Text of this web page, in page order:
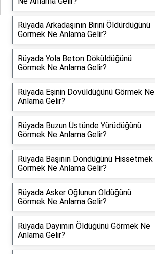
Rüyada Arkadaşının Birini Öldürdüğünü
Görmek Ne Anlama Gelir?
Rüyada Yola Beton Döküldüğünü
Görmek Ne Anlama Gelir?
Rüyada Eşinin Dövüldüğünü Görmek Ne
Anlama Gelir?
Rüyada Buzun Üstünde Yürüdüğünü
Görmek Ne Anlama Gelir?
Rüyada Başının Döndüğünü Hissetmek
Görmek Ne Anlama Gelir?
Rüyada Asker Oğlunun Öldüğünü
Görmek Ne Anlama Gelir?
Rüyada Dayımın Öldüğünü Görmek Ne
Anlama Gelir?